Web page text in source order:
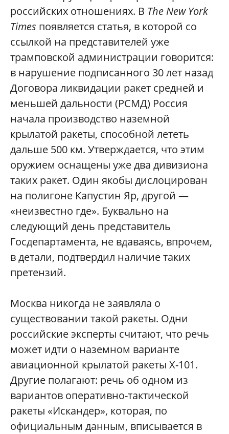
российских отношениях. В The New York
Times появляется статья, в которой со
ссылкой на представителей уже
трамповской администрации говорится:
в нарушение подписанного 30 лет назад
Договора ликвидации ракет средней и
меньшей дальности (РСМД) Россия
начала производство наземной
крылатой ракеты, способной лететь
дальше 500 км. Утверждается, что этим
оружием оснащены уже два дивизиона
таких ракет. Один якобы дислоцирован
на полигоне Капустин Яр, другой —
«неизвестно где». Буквально на
следующий день представитель
Госдепартамента, не вдаваясь, впрочем,
в детали, подтвердил наличие таких
претензий.
Москва никогда не заявляла о
существовании такой ракеты. Одни
российские эксперты считают, что речь
может идти о наземном варианте
авиационной крылатой ракеты X-101.
Другие полагают: речь об одном из
вариантов оперативно-тактической
ракеты «Искандер», которая, по
официальным данным, вписывается в